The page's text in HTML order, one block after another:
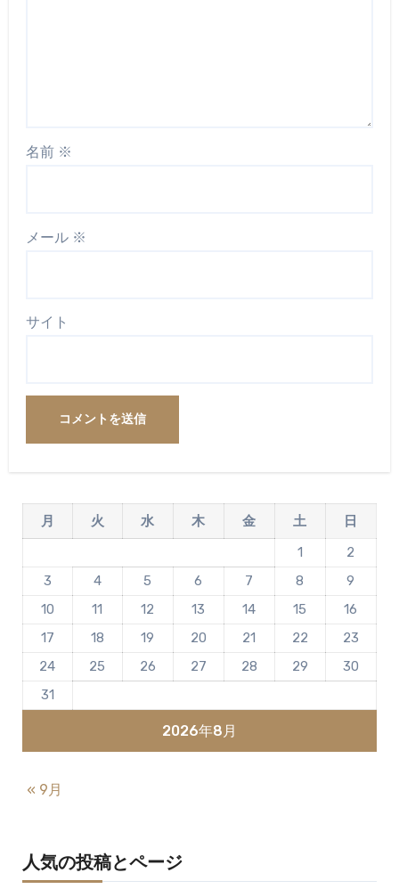
名前 ※
メール ※
サイト
2026年8月
月 火 水 木 金 土
日
1
2
3
4 5 6 7 8
9
10
11 12 13 14 15
16
17
18 19 20 21 22
23
24
25 26 27 28 29
30
31
« 9月
人気の投稿とページ